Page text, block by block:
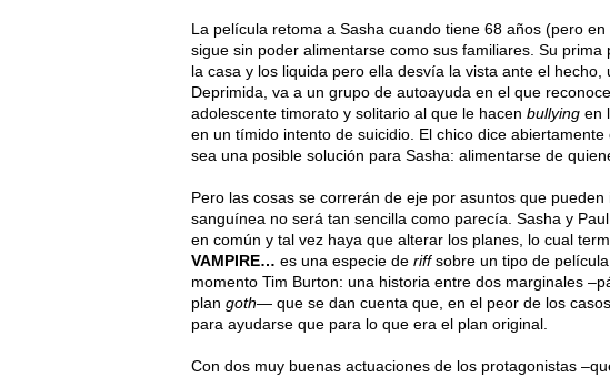
La película retoma a Sasha cuando tiene 68 años (pero
sigue sin poder alimentarse como sus familiares. Su
la casa y los liquida pero ella desvía la vista ante el
Deprimida, va a un grupo de autoayuda en el que
adolescente timorato y solitario al que le hacen bullying en
en un tímido intento de suicidio. El chico dice
sea una posible solución para Sasha: alimentarse de
Pero las cosas se correrán de eje por asuntos que
sanguínea no será tan sencilla como parecía. Sasha y
en común y tal vez haya que alterar los planes, lo cual
VAMPIRE… es una especie de riffsobre un tipo de
momento Tim Burton: una historia entre dos marginales
plan goth— que se dan cuenta que, en el peor de los
para ayudarse que para lo que era el plan original.
Con dos muy buenas actuaciones de los protagonistas